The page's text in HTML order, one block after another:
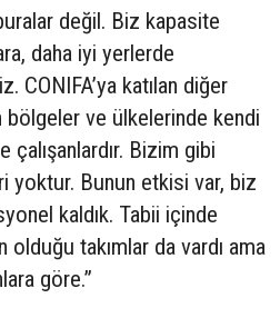
değil. Biz kapasite
daha iyi yerlerde
CONIFA’ya katılan diğer
bölgeler ve ülkelerinde kendi
Bizim gibi
yoktur. Bunun etkisi var, biz
kaldık. Tabii içinde
takımlar da vardı ama
göre.”